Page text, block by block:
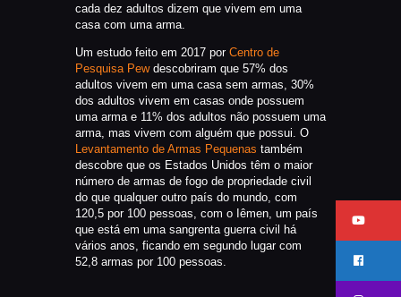
cada dez adultos dizem que vivem em uma
casa com uma arma.
Um estudo feito em 2017 por Centro de
Pesquisa Pewdescobriram que 57% dos
adultos vivem em uma casa sem armas, 30%
dos adultos vivem em casas onde possuem
uma arma e 11% dos adultos não possuem uma
arma, mas vivem com alguém que possui. O
Levantamento de Armas Pequenas também
descobre que os Estados Unidos têm o maior
número de armas de fogo de propriedade civil
do que qualquer outro país do mundo, com
120,5 por 100 pessoas, com o Iêmen, um país
que está em uma sangrenta guerra civil há
vários anos, ficando em segundo lugar com
52,8 armas por 100 pessoas.